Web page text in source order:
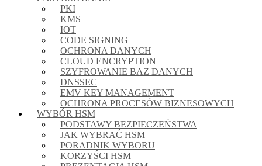
PKI
KMS
IOT
CODE SIGNING
OCHRONA DANYCH
CLOUD ENCRYPTION
SZYFROWANIE BAZ DANYCH
DNSSEC
EMV KEY MANAGEMENT
OCHRONA PROCESÓW BIZNESOWYCH
WYBÓR HSM
PODSTAWY BEZPIECZEŃSTWA
JAK WYBRAĆ HSM
PORADNIK WYBORU
KORZYŚCI HSM